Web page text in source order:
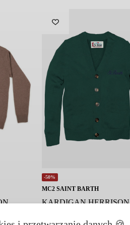
-50%
MC2 SAINT BARTH
KARDIGAN HERRISON